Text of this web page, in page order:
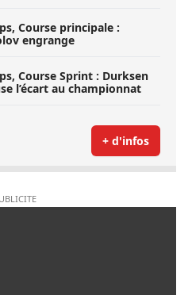
Course principale :
engrange
Course Sprint : Durksen
l’écart au championnat
+ d'infos